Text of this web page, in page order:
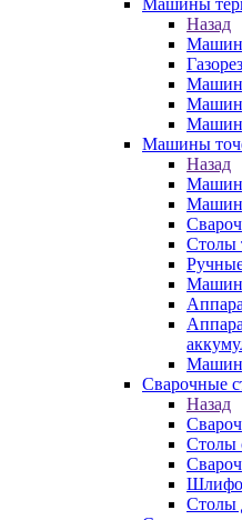
Машины
Назад
Машины
Назад
Столы
Сварочные
Назад
Столы
Столы